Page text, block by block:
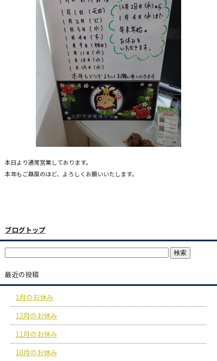
本日より通常営業しております。
本年もご贔屓のほど、よろしくお願いいたします。
ブログトップ
最近の投稿
1月のお休み
12月のお休み
11月のお休み
10月のお休み